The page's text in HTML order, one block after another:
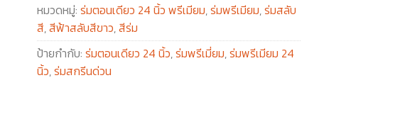
หมวดหมู่:ร่มตอนเดียว 24 นิ้ว พรีเมียม,ร่มพรีเมียม,ร่มสลับ
สี,สีฟ้าสลับสีขาว,สีร่ม
ป้ายกำกับ:ร่มตอนเดียว 24 นิ้ว,ร่มพรีเมี่ยม,ร่มพรีเมียม 24
นิ้ว,ร่มสกรีนด่วน